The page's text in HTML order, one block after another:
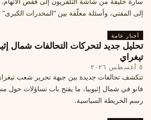
إلى المفتي، وأسئلة معلّقة بين “المخدرات الكبرى”
أخبار عامة
تحليل جديد لتحركات التحالفات شمال
تيغراي
٥ أغسطس ٢٠٢٦
تتكشف تحالفات جديدة بين جبهة تحرير شعب تيغراي
فانو في شمال إثيوبيا، ما يفتح باب تساؤلات حول
رسم الخريطة السياسية.